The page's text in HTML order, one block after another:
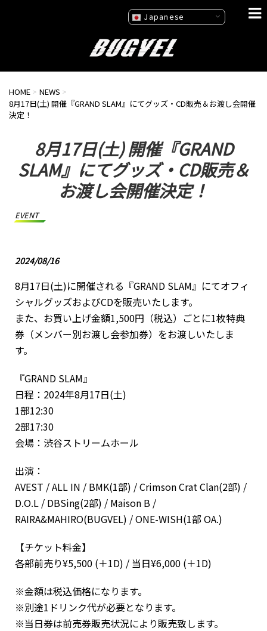
HOME > NEWS >
8月17日(土) 開催『GRAND SLAM』にてグッズ・CD販売＆お渡し会開催
決定！
8月17日(土) 開催『GRAND
SLAM』にてグッズ・CD販売＆
お渡し会開催決定！
EVENT
2024/08/16
8月17日(土)に開催される『GRAND SLAM』にてオフィ
シャルグッズおよびCDを販売いたします。
また、お買い上げ金額1,500円（税込）ごとに1枚特典
券（メンバー別お渡し会参加券）をお渡しいたしま
す。
『GRAND SLAM』
日程：2024年8月17日(土)
1部12:30
2部17:30
会場：渋谷ストリームホール
出演：
AVEST / ALL IN / BMK(1部) / Crimson Crat Clan(2部) /
D.O.L / DBSing(2部) / Maison B /
RAIRA&MAHIRO(BUGVEL) / ONE-WISH(1部 OA.)
【チケット料金】
各部前売り¥5,500 (＋1D) / 当日¥6,000 (＋1D)
※金額は税込価格になります。
※別途1ドリンク代が必要となります。
※当日券は前売券販売状況により販売致します。
Japanese